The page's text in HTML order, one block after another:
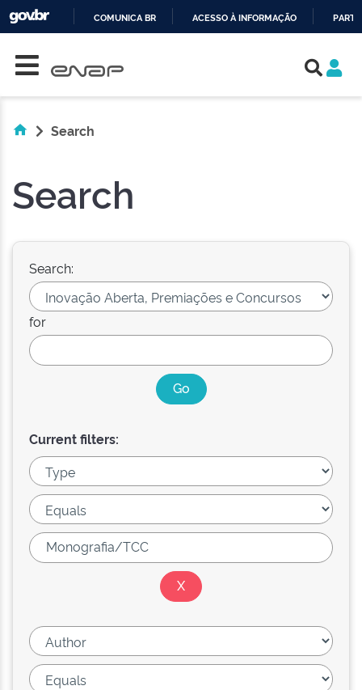
COMUNICA BR ACESSO À INFORMAÇÃO
Search
Search
Search:
for
Current filters: